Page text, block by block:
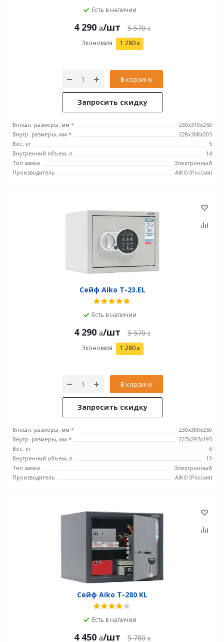
Есть в наличии
4 290 /шт 5 570
Экономия 1 280
В корзину
Запросить скидку
Внешн. размеры, мм *
230x310x250
Внутр. размеры, мм *
228x308x205
Вес, кг
5
Внутренний объем, л
14
Тип замка
Электронный
Производитель
AIKO (Россия)
Сейф Aiko T-23.EL
Есть в наличии
4 290 /шт 5 570
Экономия 1 280
В корзину
Запросить скидку
Внешн. размеры, мм *
230x300x250
Внутр. размеры, мм *
227x297x195
Вес, кг
6
Внутренний объем, л
13
Тип замка
Электронный
Производитель
AIKO (Россия)
Сейф Aiko T-280 KL
Есть в наличии
4 450 /шт 5 780